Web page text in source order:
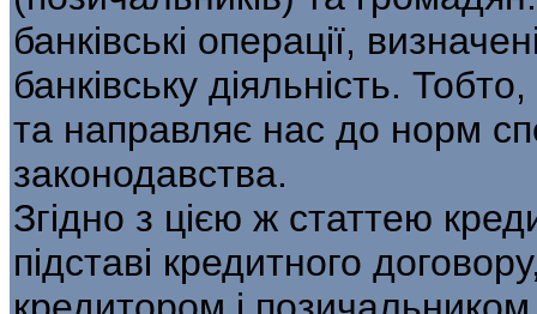
банківські операції,
банківську діяльність.
та направляє нас до норм
законодавства.
Згідно з цією ж статтею
підставі кредитного